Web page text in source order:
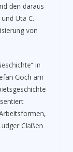
den daraus
Uta C.
von
in
Goch am
Claßen